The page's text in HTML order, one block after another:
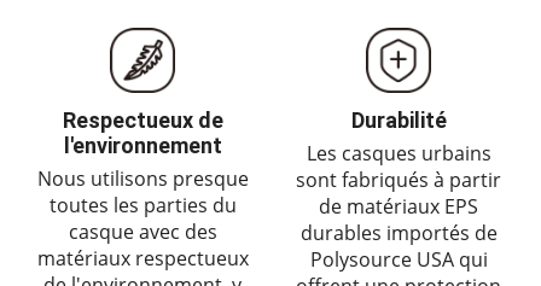
Respectueux de
l'environnement
Nous utilisons presque
toutes les parties du
casque avec des
matériaux respectueux
Durabilité
Les casques urbains
sont fabriqués à partir
de matériaux EPS
durables importés de
Polysource USA qui